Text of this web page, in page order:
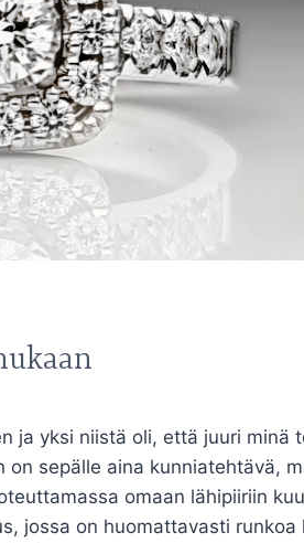
ja yksi niistä oli, että juuri minä
on sepälle aina kunniatehtävä,
omaan lähipiiriin
jossa on huomattavasti runkoa